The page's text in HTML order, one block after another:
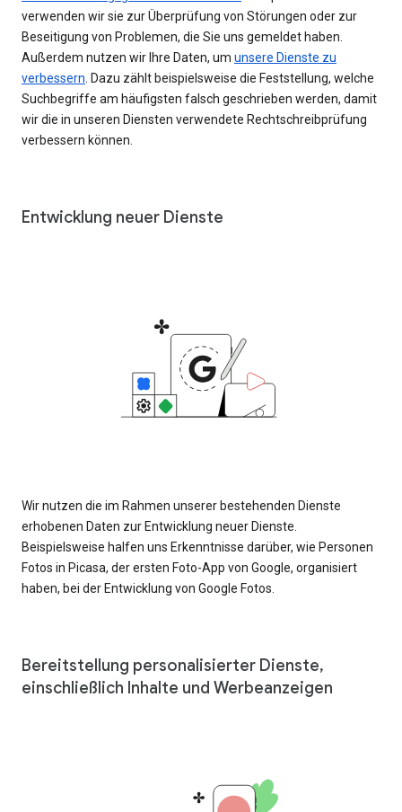
verwenden wir sie zur Überprüfung von Störungen oder zur
Beseitigung von Problemen, die Sie uns gemeldet haben.
Außerdem nutzen wir Ihre Daten, um unsere Dienste zu
verbessern . Dazu zählt beispielsweise die Feststellung, welche
Suchbegriffe am häufigsten falsch geschrieben werden, damit
wir die in unseren Diensten verwendete Rechtschreibprüfung
verbessern können.
Entwicklung neuer Dienste
Wir nutzen die im Rahmen unserer bestehenden Dienste
erhobenen Daten zur Entwicklung neuer Dienste.
Beispielsweise halfen uns Erkenntnisse darüber, wie Personen
Fotos in Picasa, der ersten Foto-App von Google, organisiert
haben, bei der Entwicklung von Google Fotos.
Bereitstellung personalisierter Dienste,
einschließlich Inhalte und Werbeanzeigen